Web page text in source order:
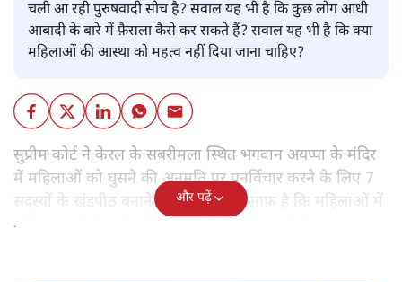
चली आ रही पुरुषवादी सोच है? सवाल यह भी है कि कुछ लोग आधी
आबादी के बारे में फ़ैसला कैसे कर सकते हैं? सवाल यह भी है कि क्या
महिलाओं की आस्था को महत्व नहीं दिया जाना चाहिए?
सुप्रीम कोर्ट ने केरल के सबरीमला स्थित भगवान अयप्पा के मंदिर
में महिलाओं को घुसने की अनुमति पर पुनर्विचार करने के लिए 7
सदस्यों के खंडपीठ बनाने को कहा। इससे साफ़ है कि महिलाओं में
मंदिर जाने के फ़ैसले पर सरकार ने रोक नहीं लगाई है।
और पढ़ें